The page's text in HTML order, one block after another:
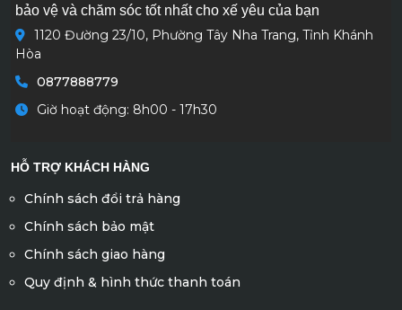
bảo vệ và chăm sóc tốt nhất cho xế yêu của bạn
1120 Đường 23/10, Phường Tây Nha Trang, Tỉnh Khánh
Hòa
0877888779
Giờ hoạt động: 8h00 - 17h30
HỖ TRỢ KHÁCH HÀNG
Chính sách đổi trả hàng
Chính sách bảo mật
Chính sách giao hàng
Quy định & hình thức thanh toán